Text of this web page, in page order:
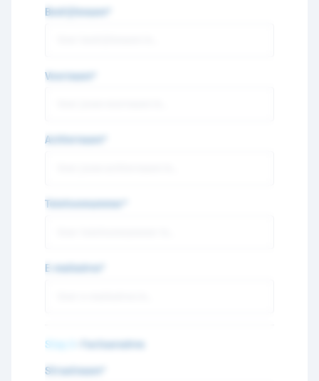
Bedrijfsnaam*
Voornaam*
Achternaam*
Telefoonnummer*
E-mailadres*
Stap 3
Straatnaam*